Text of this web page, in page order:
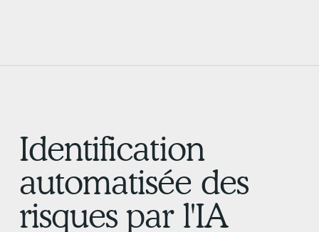
Identification
automatisée des
risques par l'IA